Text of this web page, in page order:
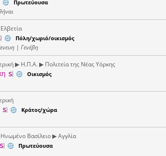
Πρωτεύουσα
Πόλη/χωριό/οικισμός
| Γενέβη
▶ Η.Π.Α. ▶ Πολιτεία της Νέας Υόρκης
Οικισμός
Κράτος/χώρα
Βασίλειο ▶ Αγγλία
Πρωτεύουσα